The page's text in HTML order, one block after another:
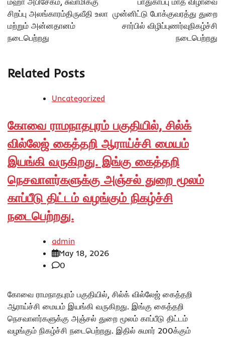
சிறப்பு அலங்காரம்திருவீதி உலா
மற்றும் அன்னதானம்
நடைபெற்றது
முன்னிட்டு போக்குவரத்து துறை
சார்பில் விழிப்புணர்வுநிகழ்ச்சி
நடைபெற்றது
Related Posts
Uncategorized
கோவை ராமநாதபுரம் பகுதியில், சில்க்
வில்லேஜ் கைத்தறி ஆராய்ச்சி மையம்
இயங்கி வருகிறது. இங்கு கைத்தறி
நெசவாளர்களுக்கு அஞ்சல் துறை மூலம்
காப்பீடு திட்டம் வழங்கும் நிகழ்ச்சி
நடைபெற்றது.
admin
May 18, 2026
0
கோவை ராமநாதபுரம் பகுதியில், சில்க் வில்லேஜ் கைத்தறி
ஆராய்ச்சி மையம் இயங்கி வருகிறது. இங்கு கைத்தறி
நெசவாளர்களுக்கு அஞ்சல் துறை மூலம் காப்பீடு திட்டம்
வழங்கும் நிகழ்ச்சி நடைபெற்றது. இதில் சுமார் 200க்கும்